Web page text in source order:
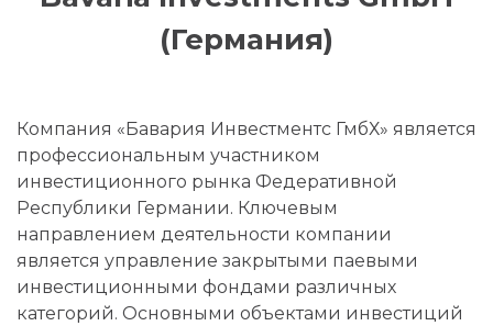
(Германия)
Компания «Бавария Инвестментс ГмбХ» является
профессиональным участником
инвестиционного рынка Федеративной
Республики Германии. Ключевым
направлением деятельности компании
является управление закрытыми паевыми
инвестиционными фондами различных
категорий. Основными объектами инвестиций